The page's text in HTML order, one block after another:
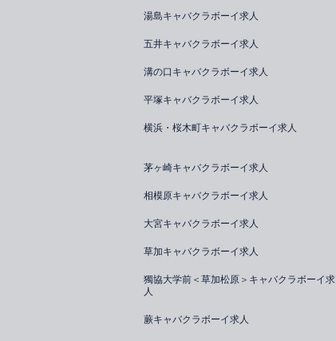
湯島キャバクラボーイ求人
五井キャバクラボーイ求人
溝の口キャバクラボーイ求人
平塚キャバクラボーイ求人
横浜・桜木町キャバクラボーイ求人
茅ヶ崎キャバクラボーイ求人
相模原キャバクラボーイ求人
大宮キャバクラボーイ求人
草加キャバクラボーイ求人
獨協大学前＜草加松原＞キャバクラボーイ求
人
蕨キャバクラボーイ求人